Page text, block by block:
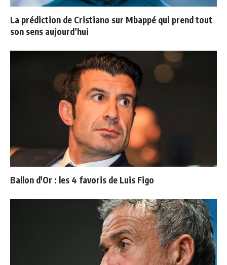
La prédiction de Cristiano sur Mbappé qui prend tout
son sens aujourd’hui
Ballon d'Or : les 4 favoris de Luis Figo